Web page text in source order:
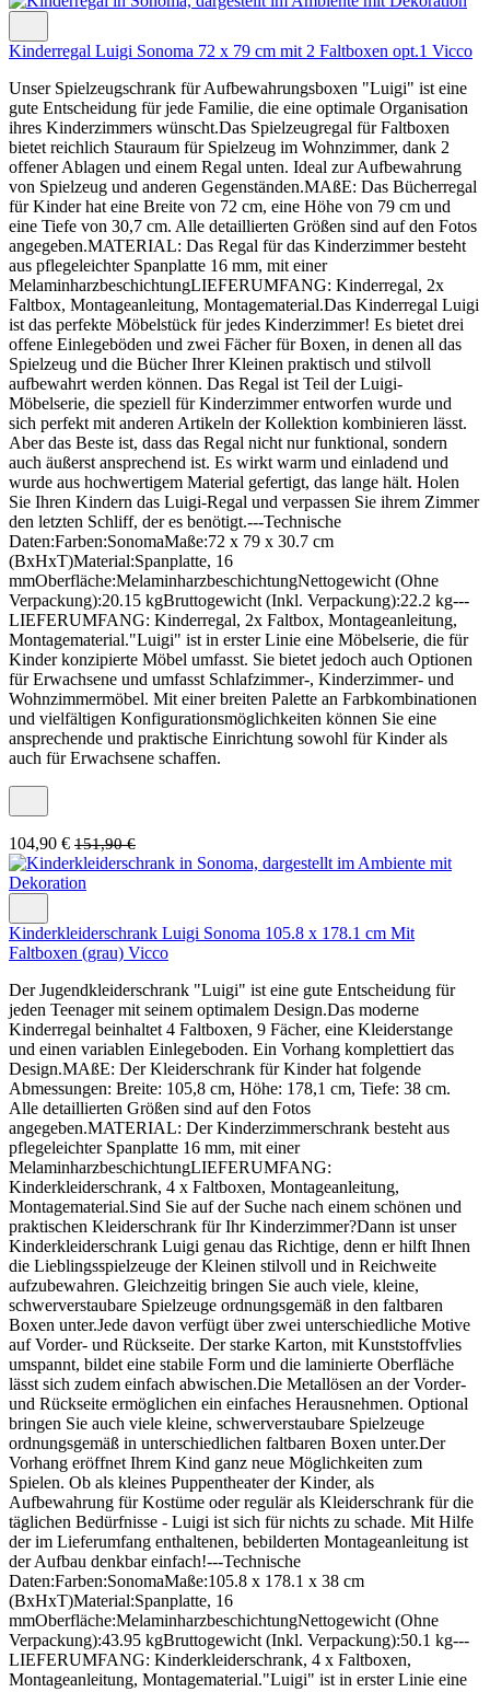
Kinderregal Luigi Sonoma 72 x 79 cm mit 2 Faltboxen opt.1 Vicco
Unser Spielzeugschrank für Aufbewahrungsboxen "Luigi" ist eine
gute Entscheidung für jede Familie, die eine optimale Organisation
ihres Kinderzimmers wünscht.Das Spielzeugregal für Faltboxen
bietet reichlich Stauraum für Spielzeug im Wohnzimmer, dank 2
offener Ablagen und einem Regal unten. Ideal zur Aufbewahrung
von Spielzeug und anderen Gegenständen.MAßE: Das Bücherregal
für Kinder hat eine Breite von 72 cm, eine Höhe von 79 cm und
eine Tiefe von 30,7 cm. Alle detaillierten Größen sind auf den Fotos
angegeben.MATERIAL: Das Regal für das Kinderzimmer besteht
aus pflegeleichter Spanplatte 16 mm, mit einer
MelaminharzbeschichtungLIEFERUMFANG: Kinderregal, 2x
Faltbox, Montageanleitung, Montagematerial.Das Kinderregal Luigi
ist das perfekte Möbelstück für jedes Kinderzimmer! Es bietet drei
offene Einlegeböden und zwei Fächer für Boxen, in denen all das
Spielzeug und die Bücher Ihrer Kleinen praktisch und stilvoll
aufbewahrt werden können. Das Regal ist Teil der Luigi-
Möbelserie, die speziell für Kinderzimmer entworfen wurde und
sich perfekt mit anderen Artikeln der Kollektion kombinieren lässt.
Aber das Beste ist, dass das Regal nicht nur funktional, sondern
auch äußerst ansprechend ist. Es wirkt warm und einladend und
wurde aus hochwertigem Material gefertigt, das lange hält. Holen
Sie Ihren Kindern das Luigi-Regal und verpassen Sie ihrem Zimmer
den letzten Schliff, der es benötigt.---Technische
Daten:Farben:SonomaMaße:72 x 79 x 30.7 cm
(BxHxT)Material:Spanplatte, 16
mmOberfläche:MelaminharzbeschichtungNettogewicht (Ohne
Verpackung):20.15 kgBruttogewicht (Inkl. Verpackung):22.2 kg---
LIEFERUMFANG: Kinderregal, 2x Faltbox, Montageanleitung,
Montagematerial."Luigi" ist in erster Linie eine Möbelserie, die für
Kinder konzipierte Möbel umfasst. Sie bietet jedoch auch Optionen
für Erwachsene und umfasst Schlafzimmer-, Kinderzimmer- und
Wohnzimmermöbel. Mit einer breiten Palette an Farbkombinationen
und vielfältigen Konfigurationsmöglichkeiten können Sie eine
ansprechende und praktische Einrichtung sowohl für Kinder als
auch für Erwachsene schaffen.
104,90 € 151,90 €
Kinderkleiderschrank Luigi Sonoma 105.8 x 178.1 cm Mit
Faltboxen (grau) Vicco
Der Jugendkleiderschrank "Luigi" ist eine gute Entscheidung für
jeden Teenager mit seinem optimalem Design.Das moderne
Kinderregal beinhaltet 4 Faltboxen, 9 Fächer, eine Kleiderstange
und einen variablen Einlegeboden. Ein Vorhang komplettiert das
Design.MAßE: Der Kleiderschrank für Kinder hat folgende
Abmessungen: Breite: 105,8 cm, Höhe: 178,1 cm, Tiefe: 38 cm.
Alle detaillierten Größen sind auf den Fotos
angegeben.MATERIAL: Der Kinderzimmerschrank besteht aus
pflegeleichter Spanplatte 16 mm, mit einer
MelaminharzbeschichtungLIEFERUMFANG:
Kinderkleiderschrank, 4 x Faltboxen, Montageanleitung,
Montagematerial.Sind Sie auf der Suche nach einem schönen und
praktischen Kleiderschrank für Ihr Kinderzimmer?Dann ist unser
Kinderkleiderschrank Luigi genau das Richtige, denn er hilft Ihnen
die Lieblingsspielzeuge der Kleinen stilvoll und in Reichweite
aufzubewahren. Gleichzeitig bringen Sie auch viele, kleine,
schwerverstaubare Spielzeuge ordnungsgemäß in den faltbaren
Boxen unter.Jede davon verfügt über zwei unterschiedliche Motive
auf Vorder- und Rückseite. Der starke Karton, mit Kunststoffvlies
umspannt, bildet eine stabile Form und die laminierte Oberfläche
lässt sich zudem einfach abwischen.Die Metallösen an der Vorder-
und Rückseite ermöglichen ein einfaches Herausnehmen. Optional
bringen Sie auch viele kleine, schwerverstaubare Spielzeuge
ordnungsgemäß in unterschiedlichen faltbaren Boxen unter.Der
Vorhang eröffnet Ihrem Kind ganz neue Möglichkeiten zum
Spielen. Ob als kleines Puppentheater der Kinder, als
Aufbewahrung für Kostüme oder regulär als Kleiderschrank für die
täglichen Bedürfnisse - Luigi ist sich für nichts zu schade. Mit Hilfe
der im Lieferumfang enthaltenen, bebilderten Montageanleitung ist
der Aufbau denkbar einfach!---Technische
Daten:Farben:SonomaMaße:105.8 x 178.1 x 38 cm
(BxHxT)Material:Spanplatte, 16
mmOberfläche:MelaminharzbeschichtungNettogewicht (Ohne
Verpackung):43.95 kgBruttogewicht (Inkl. Verpackung):50.1 kg---
LIEFERUMFANG: Kinderkleiderschrank, 4 x Faltboxen,
Montageanleitung, Montagematerial."Luigi" ist in erster Linie eine